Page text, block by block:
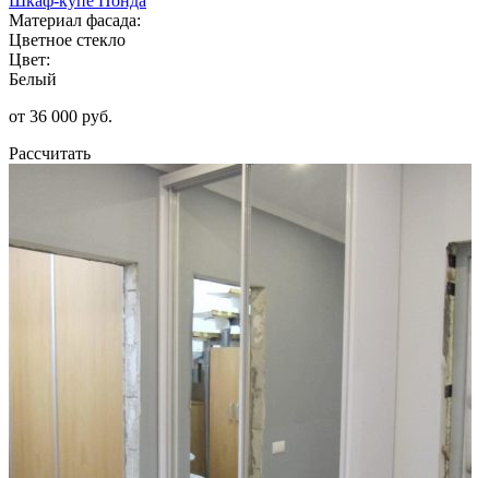
Материал фасада:
Цветное стекло
Цвет:
Белый
от 36 000 руб.
Рассчитать